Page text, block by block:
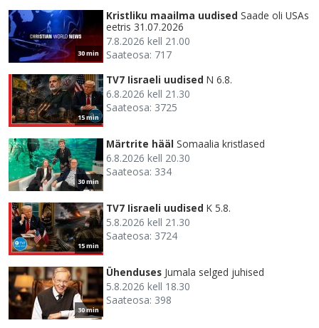
30 min
Kristliku maailma uudised Saade oli USAs
eetris 31.07.2026
7.8.2026 kell 21.00
Saateosa: 717
15 min
TV7 Iisraeli uudised N 6.8.
6.8.2026 kell 21.30
Saateosa: 3725
30 min
Märtrite hääl Somaalia kristlased
6.8.2026 kell 20.30
Saateosa: 334
15 min
TV7 Iisraeli uudised K 5.8.
5.8.2026 kell 21.30
Saateosa: 3724
30 min
Ühenduses Jumala selged juhised
5.8.2026 kell 18.30
Saateosa: 398